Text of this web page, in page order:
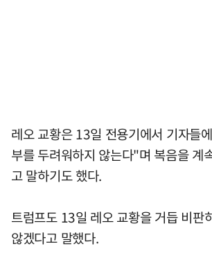
레오 교황은 13일 전용기에서 기자들
부를 두려워하지 않는다"며 복음을 계
고 말하기도 했다.
트럼프도 13일 레오 교황을 거듭 비판
않겠다고 말했다.